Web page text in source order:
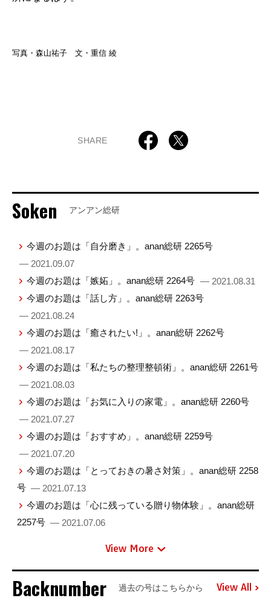
写真・森山祐子 文・重信 綾
SHARE
Soken アンアン総研
今週のお題は「自分磨き」。anan総研 2265号
— 2021.09.07
今週のお題は「嫉妬」。anan総研 2264号 — 2021.08.31
今週のお題は「話し方」。anan総研 2263号
— 2021.08.24
今週のお題は「癒されたい!」。anan総研 2262号
— 2021.08.17
今週のお題は「私たちの整理整頓術」。anan総研 2261号
— 2021.08.03
今週のお題は「お気に入りの家電」。anan総研 2260号
— 2021.07.27
今週のお題は「おすすめ」。anan総研 2259号
— 2021.07.20
今週のお題は「とっておきの暑さ対策」。anan総研 2258
号 — 2021.07.13
今週のお題は「心に残っている贈り物体験」。anan総研
2257号 — 2021.07.06
View More
Backnumber 過去の号はこちらから View All